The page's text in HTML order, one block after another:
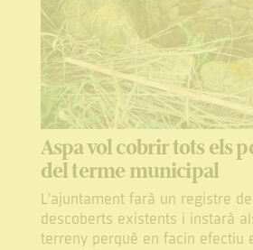
Aspa vol cobrir tots els
del terme municipal
L'ajuntament farà un registre
descoberts existents i instarà
terreny perquè en facin efectiu